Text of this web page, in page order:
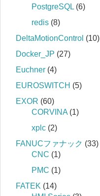
PostgreSQL (6)
redis (8)
DeltaMotionControl (10)
Docker_JP (27)
Euchner (4)
EUROSWITCH (5)
EXOR (60)
CORVINA (1)
xplc (2)
FANUCファナック (33)
CNC (1)
PMC (1)
FATEK (14)